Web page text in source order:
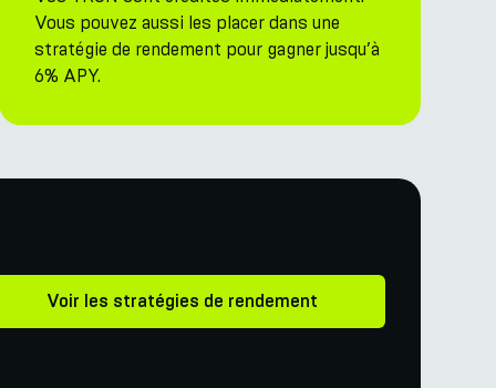
Vous pouvez aussi les placer dans une
stratégie de rendement pour gagner jusqu’à
6% APY.
Voir les stratégies de rendement